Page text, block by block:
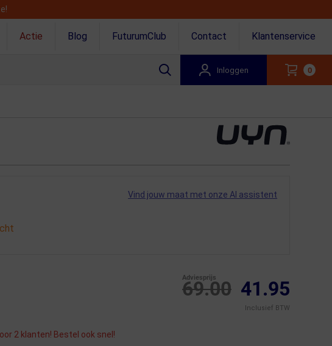
Actie Blog FuturumClub Contact Klantenservice
Inloggen 0
Vind jouw maat met onze AI assistent
69.00
Adviesprijs 41.95
Inclusief BTW
2 klanten! Bestel ook snel!